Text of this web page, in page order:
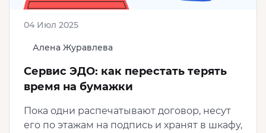
Алена Журавлева
04 Июл 2025
Сервис ЭДО: как перестать терять
время на бумажки
Пока одни распечатывают договор, несут
его по этажам на подпись и хранят в шкафу,